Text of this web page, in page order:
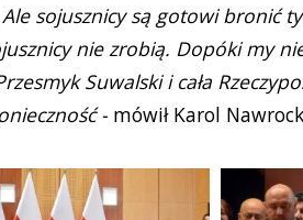
sojusznicy są gotowi bronić
nie zrobią. Dopóki my
Suwalski i cała
- mówił Karol